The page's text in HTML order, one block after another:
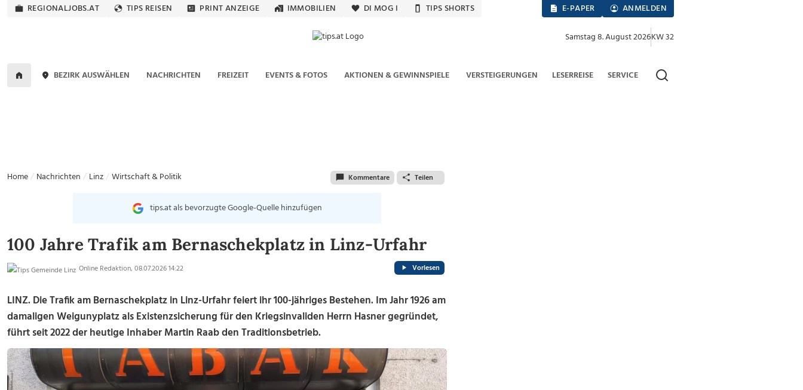
REGIONALJOBS.AT TIPS REISEN PRINT ANZEIGE IMMOBILIEN DI MOG I TIPS SHORTS E-PAPER ANMELDEN
Samstag 8. August 2026KW 32
BEZIRK AUSWÄHLEN NACHRICHTEN FREIZEIT EVENTS & FOTOS AKTIONEN & GEWINNSPIELE VERSTEIGERUNGEN LESERREISE SERVICE
Home Nachrichten Linz Wirtschaft & Politik Kommentare Teilen
tips.at als bevorzugte Google-Quelle hinzufügen
100 Jahre Trafik am Bernaschekplatz in Linz-Urfahr
Online Redaktion, 08.07.2026 14:22 Vorlesen
LINZ. Die Trafik am Bernaschekplatz in Linz-Urfahr feiert ihr 100-jähriges Bestehen. Im Jahr 1926 am
damaligen Weigunyplatz als Existenzsicherung für den Kriegsinvaliden Herrn Hasner gegründet,
führt seit 2022 der heutige Inhaber Martin Raab den Traditionsbetrieb.